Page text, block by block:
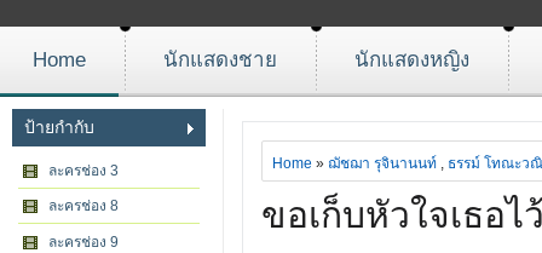
Home นักแสดงชาย นักแสดงหญิง
ป้ายกำกับ
ละครช่อง 3
ละครช่อง 8
ละครช่อง 9
Home » ฌัชฌา รุจินานนท์ , ธรรม์ โทณะว
ขอเก็บหัวใจเธอไ